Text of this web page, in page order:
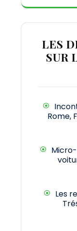
LES
SUR
Rome,
Les